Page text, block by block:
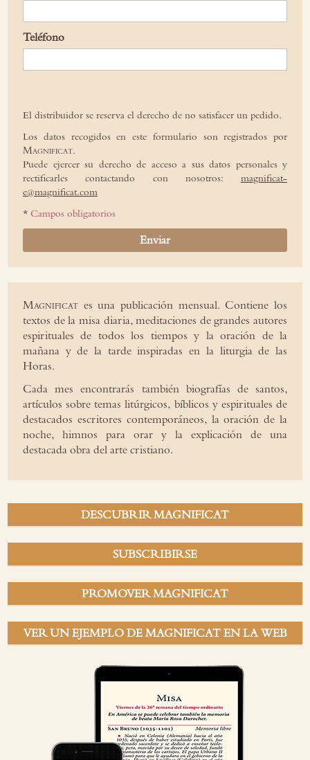
Teléfono
El distribuidor se reserva el derecho de no satisfacer un pedido.
Los datos recogidos en este formulario son registrados por
Magnificat.
Puede ejercer su derecho de acceso a sus datos personales y
rectificarles contactando con nosotros: magnificat-
e@magnificat.com
* Campos obligatorios
Enviar
Magnificat es una publicación mensual. Contiene los
textos de la misa diaria, meditaciones de grandes autores
espirituales de todos los tiempos y la oración de la
mañana y de la tarde inspiradas en la liturgia de las
Horas.
Cada mes encontrarás también biografías de santos,
artículos sobre temas litúrgicos, bíblicos y espirituales de
destacados escritores contemporáneos, la oración de la
noche, himnos para orar y la explicación de una
destacada obra del arte cristiano.
DESCUBRIR MAGNIFICAT
SUBSCRIBIRSE
PROMOVER MAGNIFICAT
VER UN EJEMPLO DE MAGNIFICAT EN LA WEB